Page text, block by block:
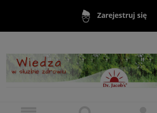
Zarejestruj się